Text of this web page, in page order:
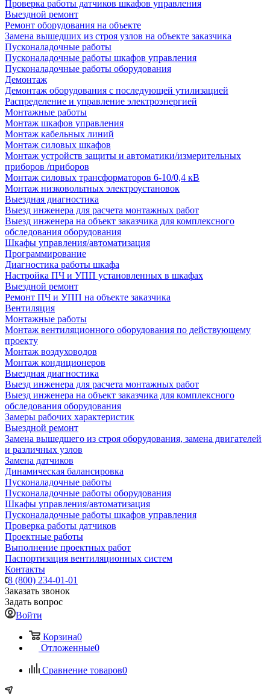
Проверка работы датчиков шкафов управления
Выездной ремонт
Ремонт оборудования на объекте
Замена вышедших из строя узлов на объекте заказчика
Пусконаладочные работы
Пусконаладочные работы шкафов управления
Пусконаладочные работы оборудования
Демонтаж
Демонтаж оборудования с последующей утилизацией
Распределение и управление электроэнергией
Монтажные работы
Монтаж шкафов управления
Монтаж кабельных линий
Монтаж силовых шкафов
Монтаж устройств защиты и автоматики/измерительных
приборов /приборов
Монтаж силовых трансформаторов 6-10/0,4 кВ
Монтаж низковольтных электроустановок
Выездная диагностика
Выезд инженера для расчета монтажных работ
Выезд инженера на объект заказчика для комплексного
обследования оборудования
Шкафы управления/автоматизация
Программирование
Диагностика работы шкафа
Настройка ПЧ и УПП установленных в шкафах
Выездной ремонт
Ремонт ПЧ и УПП на объекте заказчика
Вентиляция
Монтажные работы
Монтаж вентиляционного оборудования по действующему
проекту
Монтаж воздуховодов
Монтаж кондиционеров
Выездная диагностика
Выезд инженера для расчета монтажных работ
Выезд инженера на объект заказчика для комплексного
обследования оборудования
Замеры рабочих характеристик
Выездной ремонт
Замена вышедшего из строя оборудования, замена двигателей
и различных узлов
Замена датчиков
Динамическая балансировка
Пусконаладочные работы
Пусконаладочные работы оборудования
Шкафы управления/автоматизация
Пусконаладочные работы шкафов управления
Проверка работы датчиков
Проектные работы
Выполнение проектных работ
Паспортизация вентиляционных систем
Контакты
8 (800) 234-01-01
Заказать звонок
Задать вопрос
Войти
Корзина0
Отложенные0
Сравнение товаров0